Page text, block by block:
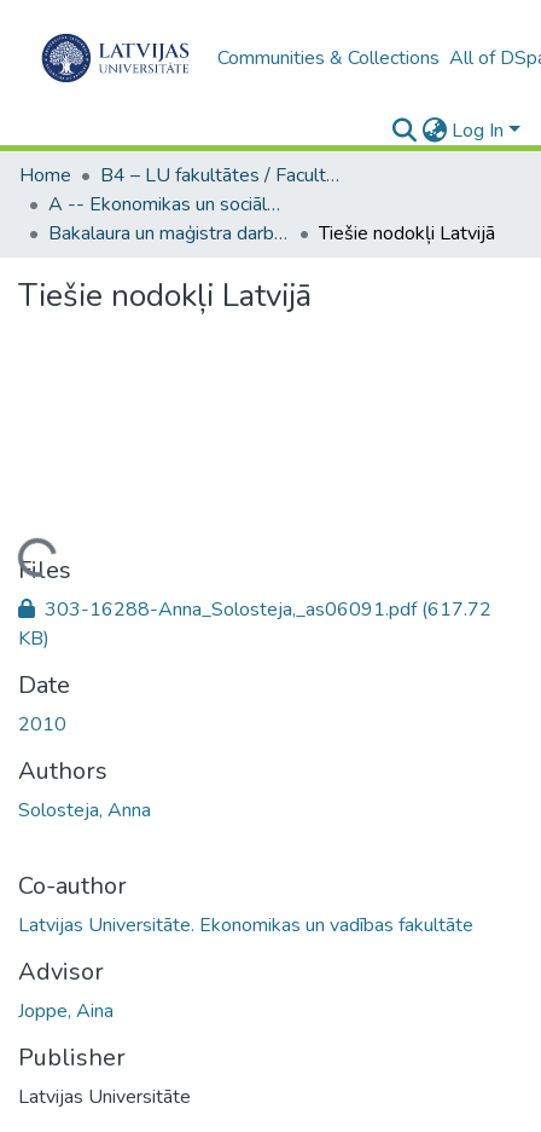
Communities & Collections All of
Log In
Home
B4 – LU fakultātes / Faculties of the UL
A -- Ekonomikas un sociālo zinātņu fakultāte / Faculty of Economics and Social Sciences
Bakalaura un maģistra darbi (ESZF) / Bachelor's and Master's theses
Tiešie nodokļi Latvijā
Tiešie nodokļi Latvijā
Loading...
Files
303-16288-Anna_Solosteja,_as06091.pdf(617.72
KB)
Date
2010
Authors
Solosteja, Anna
Co-author
Latvijas Universitāte. Ekonomikas un vadības fakultāte
Advisor
Joppe, Aina
Publisher
Latvijas Universitāte